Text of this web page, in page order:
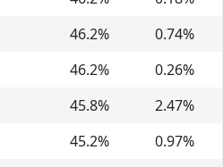
46.2% 0.74%
46.2% 0.26%
45.8% 2.47%
45.2% 0.97%